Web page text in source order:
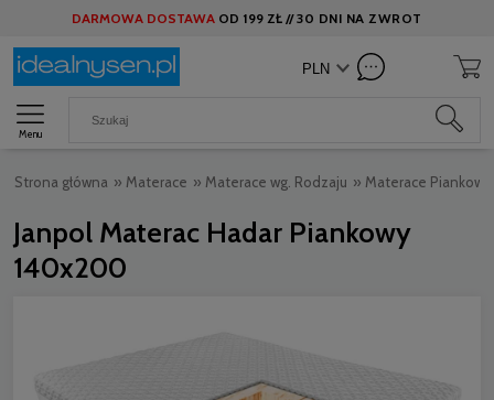
DARMOWA DOSTAWA OD 199 ZŁ //30 DNI NA ZWROT
Menu
Strona główna » Materace » Materace wg. Rodzaju » Materace Piankowe
Janpol Materac Hadar Piankowy
140x200